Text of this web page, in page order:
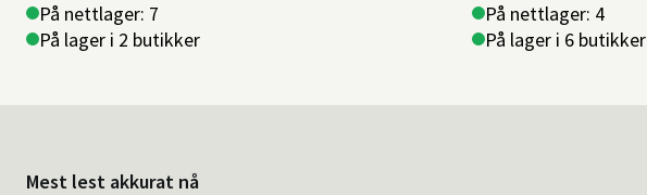
På nettlager: 7
På lager i 2 butikker
På nettlager: 4
På lager i 6 butikker
Mest lest akkurat nå